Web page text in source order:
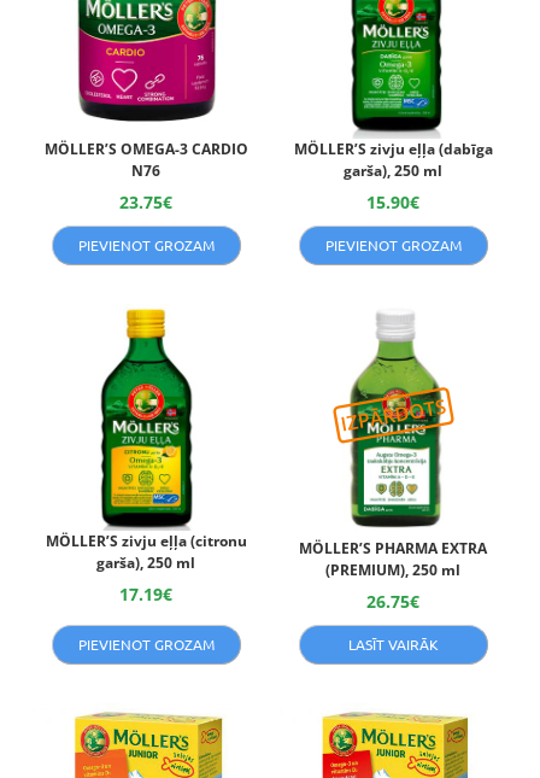
MÖLLER’S OMEGA-3 CARDIO
N76
23.75€
PIEVIENOT GROZAM
MÖLLER’S zivju eļļa (dabīga
garša), 250 ml
15.90€
PIEVIENOT GROZAM
MÖLLER’S zivju eļļa (citronu
garša), 250 ml
17.19€
PIEVIENOT GROZAM
MÖLLERʼS PHARMA EXTRA
(PREMIUM), 250 ml
26.75€
LASĪT VAIRĀK